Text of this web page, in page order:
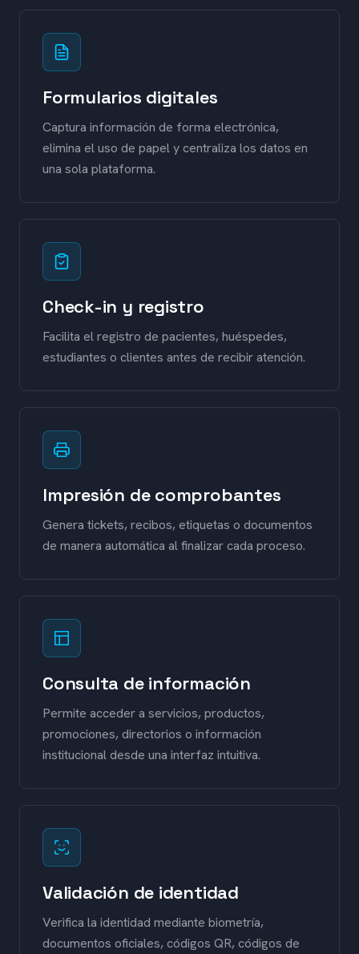
Formularios digitales
Captura información de forma electrónica,
elimina el uso de papel y centraliza los datos en
una sola plataforma.
Check-in y registro
Facilita el registro de pacientes, huéspedes,
estudiantes o clientes antes de recibir atención.
Impresión de comprobantes
Genera tickets, recibos, etiquetas o documentos
de manera automática al finalizar cada proceso.
Consulta de información
Permite acceder a servicios, productos,
promociones, directorios o información
institucional desde una interfaz intuitiva.
Validación de identidad
Verifica la identidad mediante biometría,
documentos oficiales, códigos QR, códigos de